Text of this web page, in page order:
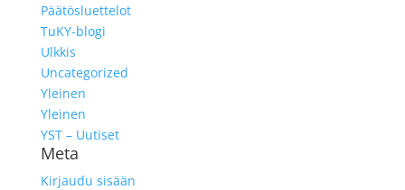
Päätösluettelot
TuKY-blogi
Ulkkis
Uncategorized
Yleinen
Yleinen
YST – Uutiset
Meta
Kirjaudu sisään